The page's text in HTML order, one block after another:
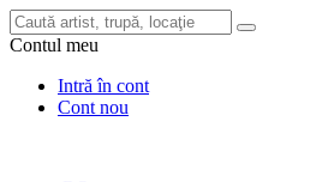
Contul meu
Intră în cont
Cont nou